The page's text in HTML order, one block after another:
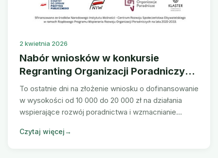
2 kwietnia 2026
Nabór wniosków w konkursie
Regranting Organizacji Poradniczych
2024-2026 trwa!
To ostatnie dni na złożenie wniosku o dofinansowanie
w wysokości od 10 000 do 20 000 zł na działania
wspierające rozwój poradnictwa i wzmacnianie
Czytaj więcej→